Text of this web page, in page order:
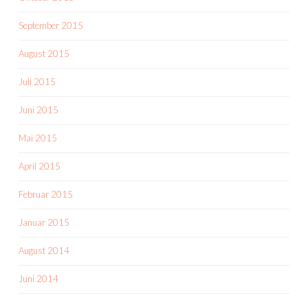
September 2015
August 2015
Juli 2015
Juni 2015
Mai 2015
April 2015
Februar 2015
Januar 2015
August 2014
Juni 2014